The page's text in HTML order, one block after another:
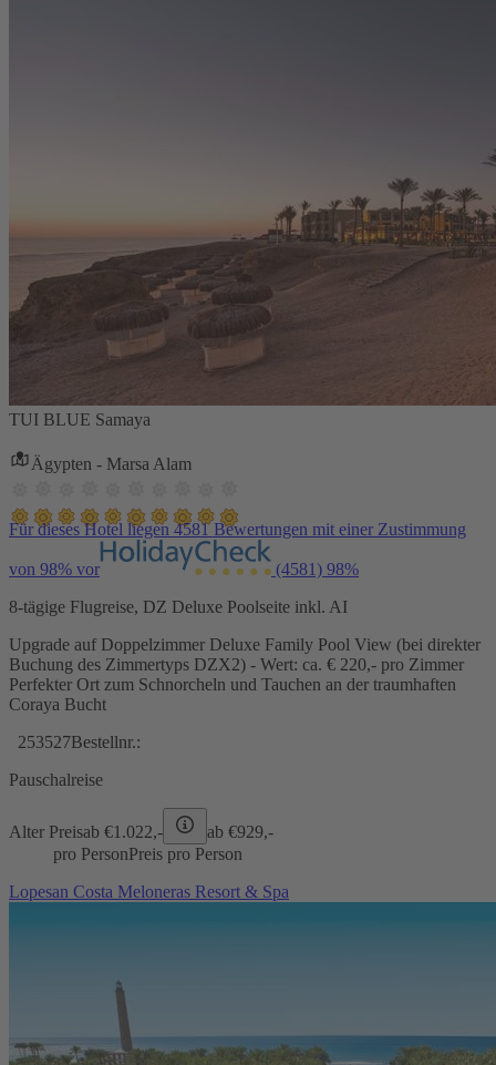
TUI BLUE Samaya
Ägypten - Marsa Alam
Für dieses Hotel liegen 4581 Bewertungen mit einer Zustimmung
von 98% vor (4581) 98%
8-tägige Flugreise, DZ Deluxe Poolseite inkl. AI
Upgrade auf Doppelzimmer Deluxe Family Pool View (bei direkter
Buchung des Zimmertyps DZX2) - Wert: ca. € 220,- pro Zimmer
Perfekter Ort zum Schnorcheln und Tauchen an der traumhaften
Coraya Bucht
253527Bestellnr.:
Pauschalreise
Alter Preisab €1.022,- ab €929,-
pro PersonPreis pro Person
Lopesan Costa Meloneras Resort & Spa